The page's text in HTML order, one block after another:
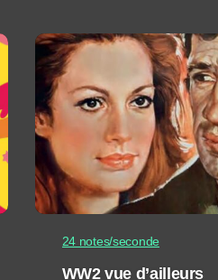
24 notes/seconde
WW2 vue d’ailleurs